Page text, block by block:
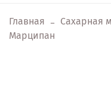
Главная
Сахарная
Марципан